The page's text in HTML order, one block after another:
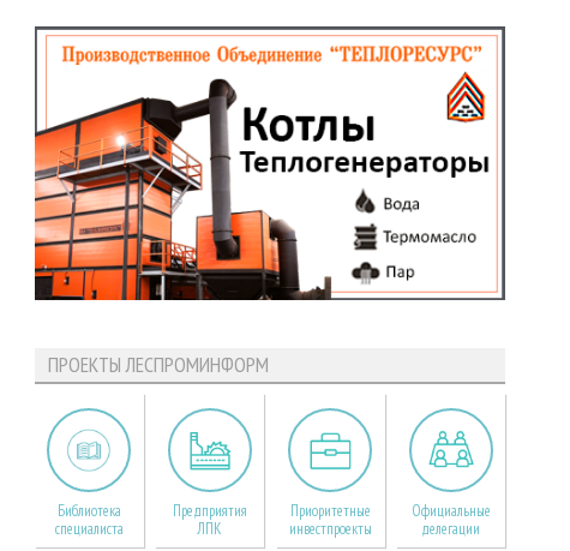
ПРОЕКТЫ ЛЕСПРОМИНФОРМ
Библиотека
специалиста
Предприятия
ЛПК
Приоритетные
инвестпроекты
Официальные
делегации